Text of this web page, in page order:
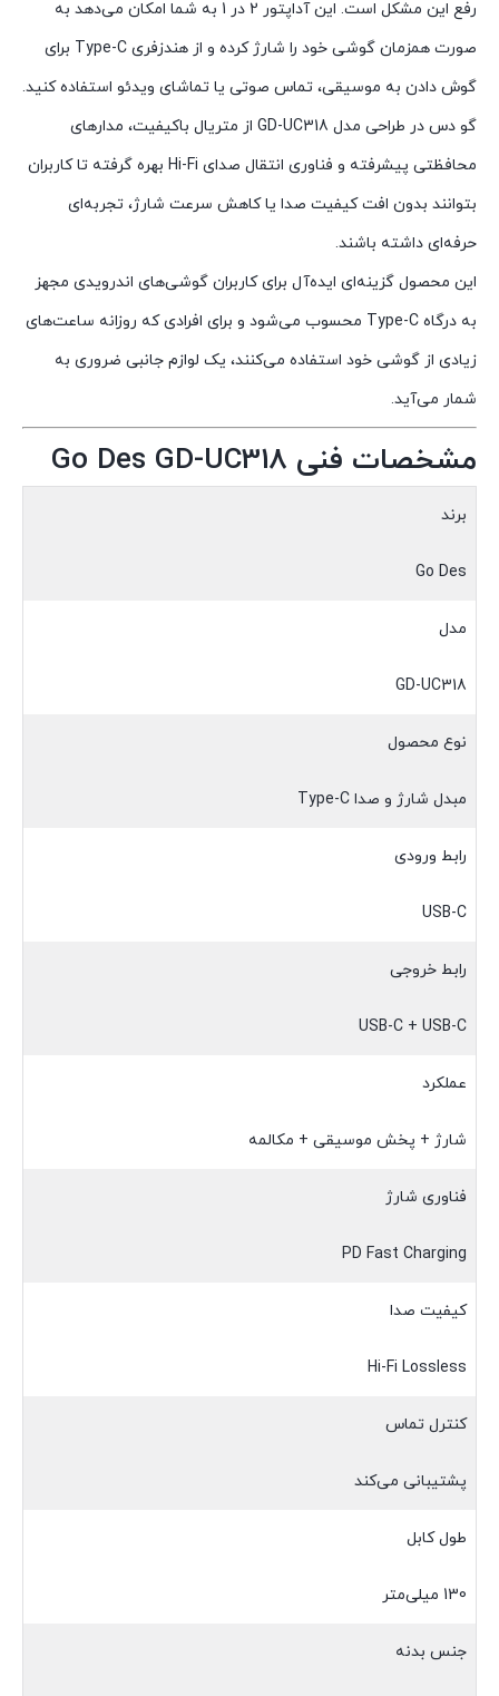
رفع این مشکل است. این آداپتور 2 در 1 به شما امکان می‌دهد به
صورت همزمان گوشی خود را شارژ کرده و از هندزفری Type-C برای
گوش دادن به موسیقی، تماس صوتی یا تماشای ویدئو استفاده کنید.
گو دس در طراحی مدل GD-UC318 از متریال باکیفیت، مدارهای
محافظتی پیشرفته و فناوری انتقال صدای Hi-Fi بهره گرفته تا کاربران
بتوانند بدون افت کیفیت صدا یا کاهش سرعت شارژ، تجربه‌ای
حرفه‌ای داشته باشند.
این محصول گزینه‌ای ایده‌آل برای کاربران گوشی‌های اندرویدی مجهز
به درگاه Type-C محسوب می‌شود و برای افرادی که روزانه ساعت‌های
زیادی از گوشی خود استفاده می‌کنند، یک لوازم جانبی ضروری به
شمار می‌آید.
مشخصات فنی Go Des GD-UC318
برند
Go Des
مدل
GD-UC318
نوع محصول
مبدل شارژ و صدا Type-C
رابط ورودی
USB-C
رابط خروجی
USB-C + USB-C
عملکرد
شارژ + پخش موسیقی + مکالمه
فناوری شارژ
PD Fast Charging
کیفیت صدا
Hi-Fi Lossless
کنترل تماس
پشتیبانی می‌کند
طول کابل
130 میلی‌متر
جنس بدنه